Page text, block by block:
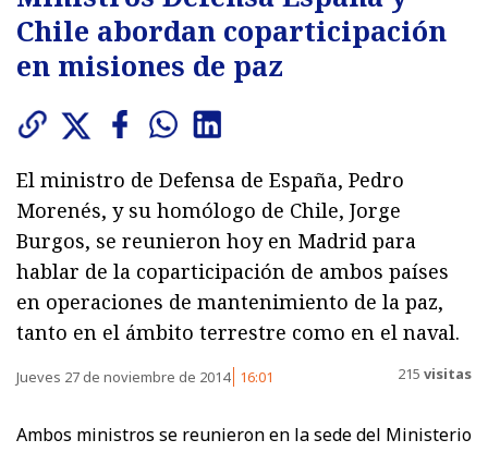
Chile abordan coparticipación
en misiones de paz
El ministro de Defensa de España, Pedro
Morenés, y su homólogo de Chile, Jorge
Burgos, se reunieron hoy en Madrid para
hablar de la coparticipación de ambos países
en operaciones de mantenimiento de la paz,
tanto en el ámbito terrestre como en el naval.
Jueves 27 de noviembre de 2014 16:01 215 visitas
Ambos ministros se reunieron en la sede del Ministerio